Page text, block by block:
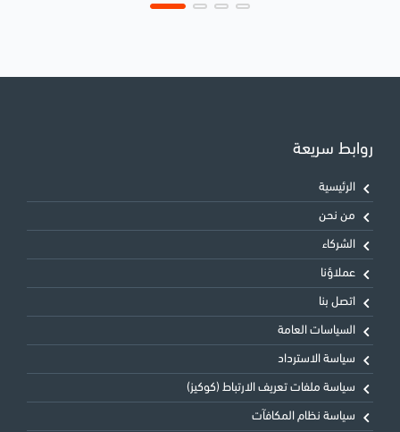
روابط سريعة
الرئيسية
من نحن
الشركاء
عملاؤنا
اتصل بنا
السياسات العامة
سياسة الاسترداد
سياسة ملفات تعريف الارتباط (كوكيز)
سياسة نظام المكافآت